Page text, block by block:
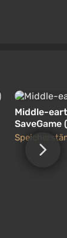
Middle-
SaveGame
Real 100%)